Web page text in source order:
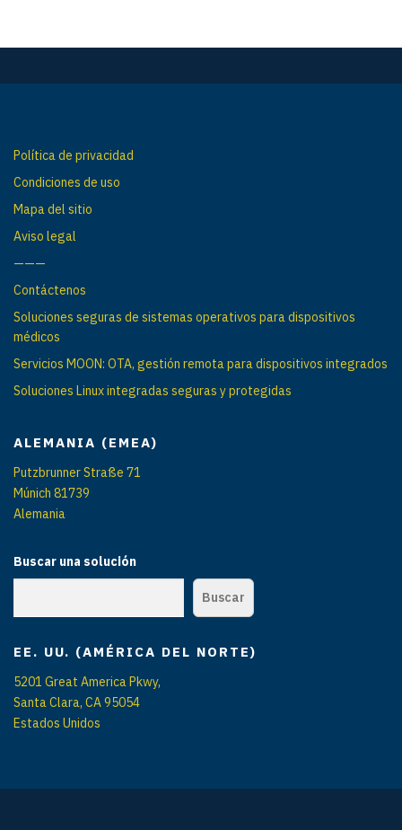
a
n
p
o
r
t
r
a
d
a
Política de privacidad
Condiciones de uso
Mapa del sitio
Aviso legal
———
Contáctenos
Soluciones seguras de sistemas operativos para dispositivos
médicos
Servicios MOON: OTA, gestión remota para dispositivos integrados
Soluciones Linux integradas seguras y protegidas
ALEMANIA (EMEA)
Putzbrunner Straße 71
Múnich 81739
Alemania
Buscar una solución
Buscar
EE. UU. (AMÉRICA DEL NORTE)
5201 Great America Pkwy,
Santa Clara, CA 95054
Estados Unidos